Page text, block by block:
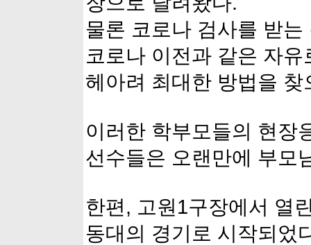
물론 코로나 검사를 받
코로나 이전과 같은 자
헤아려 최대한 방법을
이러한 학부모들의 현장
선수들은 오랜만에 부모
한편, 고원1구장에서 열
동대의 경기로 시작되었